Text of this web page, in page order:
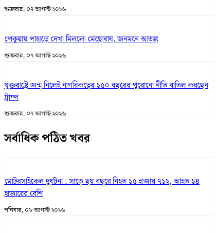
শুক্রবার, ০৭ আগস্ট ২০২৬
পেকুয়ায় পাহাড়ে দেখা মিললো মেছোবাঘ, জনমনে আতঙ্ক
শুক্রবার, ০৭ আগস্ট ২০২৬
যুক্তরাষ্ট্রে জন্ম নিলেই নাগরিকত্বের ১৫০ বছরের পুরোনো নীতি বাতিল করছেন
ট্রাম্প
শুক্রবার, ০৭ আগস্ট ২০২৬
সর্বাধিক পঠিত খবর
মোটরসাইকেল দুর্ঘটনা : সাড়ে ছয় বছরে নিহত ১৫ হাজার ৭১২, আহত ১৪
হাজারের বেশি
শনিবার, ০৮ আগস্ট ২০২৬